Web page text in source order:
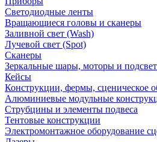
Светодиодные ленты
Вращающиеся головы и сканеры
Заливной свет (Wash)
Лучевой свет (Spot)
Сканеры
Зеркальные шары, моторы и
Кейсы
Конструкции, фермы, сценическое
Алюминиевые модульные
Струбцины и элементы подвеса
Тентовые конструкции
Электромонтажное оборудование